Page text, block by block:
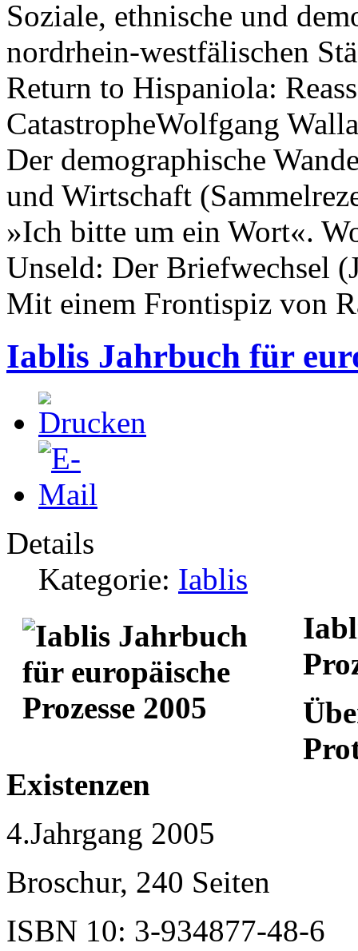
Soziale, ethnische und
nordrhein-westfälischen
Return to Hispaniola:
CatastropheWolfgang
Der demographische
und Wirtschaft
»Ich bitte um ein Wort«.
Unseld: Der Briefwechsel
Mit einem Frontispiz von
Iablis Jahrbuch für
Details
Kategorie: Iablis
Existenzen
4.Jahrgang 2005
Broschur, 240 Seiten
ISBN 10: 3-934877-48-6